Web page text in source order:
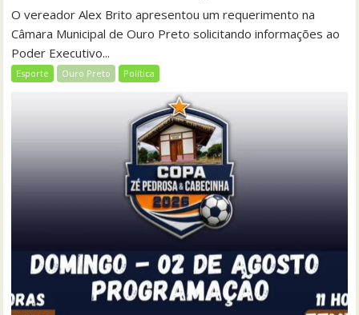
O vereador Alex Brito apresentou um requerimento na
Câmara Municipal de Ouro Preto solicitando informações ao
Poder Executivo...
Esporte Ouro Preto Política